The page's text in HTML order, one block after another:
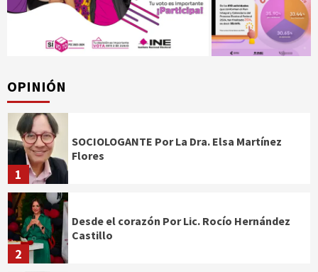
OPINIÓN
1
SOCIOLOGANTE Por La Dra. Elsa Martínez
Flores
2
Desde el corazón Por Lic. Rocío Hernández
Castillo